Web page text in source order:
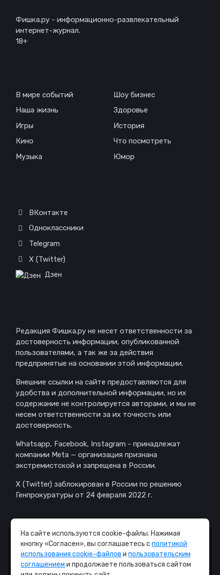
Фишка.ру - информационно-развлекательный
интернет-журнал.
18+
В мире событий
Наша жизнь
Игры
Кино
Музыка
Шоу бизнес
Здоровье
История
Что посмотреть
Юмор
ВКонтакте
Одноклассники
Telegram
X (Twitter)
Дзен
Редакция Фишка.ру не несет ответственности за
достоверность информации, опубликованной
пользователями, а так же за действия
предпринятые на основании этой информации.
Внешние ссылки на сайте предоставляются для
удобства и дополнительной информации, но их
содержание не контролируется авторами, и мы не
несем ответственности за их точность или
достоверность.
Whatsapp, Facebook, Instagram - принадлежат
компании Meta — организация признана
экстремистской и запрещена в России.
X (Twitter) заблокирован в России по решению
Генпрокуратуры от 24 февраля 2022 г.
© Copyright © 2008 - 2026. - All Rights Reserved.
Правила
На сайте используются cookie-файлы. Нажимая
кнопку «Согласен», вы соглашаетесь сполитикой
использования cookie-файлов ипользовательским
соглашением и продолжаете пользоваться сайтом